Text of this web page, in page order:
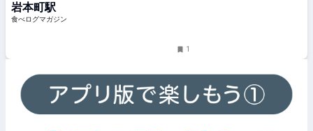
グマガジン
岩本町駅
食べログマガジン
1